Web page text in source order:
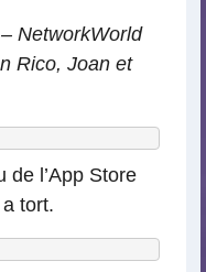
NetworkWorld
Rico, Joan et
de l’App Store
tort.